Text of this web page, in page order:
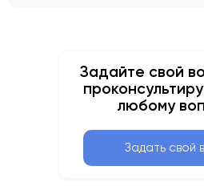
Задайте свой
любому
Задать свой